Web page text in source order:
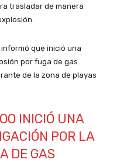
trasladar de manera
que inició una
por fuga de gas
de la zona de playas
INICIÓ UNA
POR LA
DE GAS